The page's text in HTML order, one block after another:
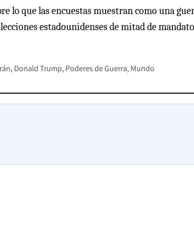
lo que las encuestas muestran como una
estadounidenses de mitad de
Donald Trump Poderes de Guerra Mundo